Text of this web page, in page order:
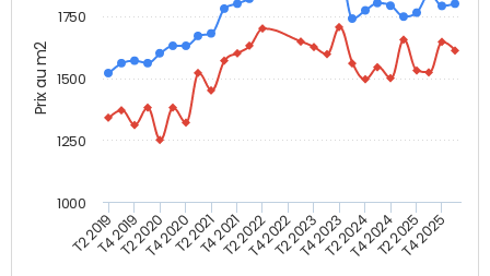
Prix au m2
T2 2019T4 2019T2 2020T4 2020T2 2021T4 2021T2 2022T4 2022T2 2023T4 2023T2 2024T4 2024T2 2025T4 2025
1000
1250
1500
1750